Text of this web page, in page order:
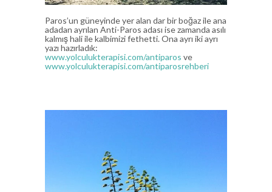
Paros’un güneyinde yer alan dar bir boğaz ile ana
adadan ayrılan Anti-Paros adası ise zamanda asılı
kalmış hali ile kalbimizi fethetti. Ona ayrı iki ayrı
yazı hazırladık:
www.yolculukterapisi.com/antiparos ve
www.yolculukterapisi.com/antiparosrehberi